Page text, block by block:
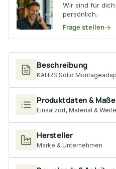
Beschreibung
KAHRS Solid
Produktdaten & Maße
Einsatzort, Material &
Hersteller
Marke & Unternehmen
Wir sind für
persönlich.
Frage stellen